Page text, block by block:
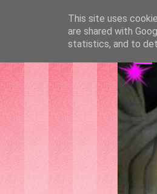
This site uses
are shared with
statistics, and to